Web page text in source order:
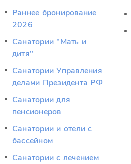
Раннее бронирование
2026
Санатории "Мать и
дитя"
Санатории Управления
делами Президента РФ
Санатории для
пенсионеров
Санатории и отели с
бассейном
Санатории с лечением